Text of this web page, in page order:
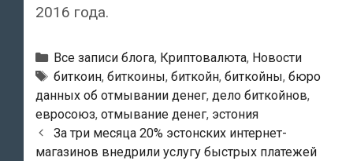
2016 года.
Рубрики
Все записи блога, Криптовалюта, Новости
Тэги
биткоин, биткоины, биткойн, биткойны, бюро
данных об отмывании денег, дело биткойнов,
евросоюз, отмывание денег, эстония
Навигация
по
За три месяца 20% эстонских интернет-
магазинов внедрили услугу быстрых платежей